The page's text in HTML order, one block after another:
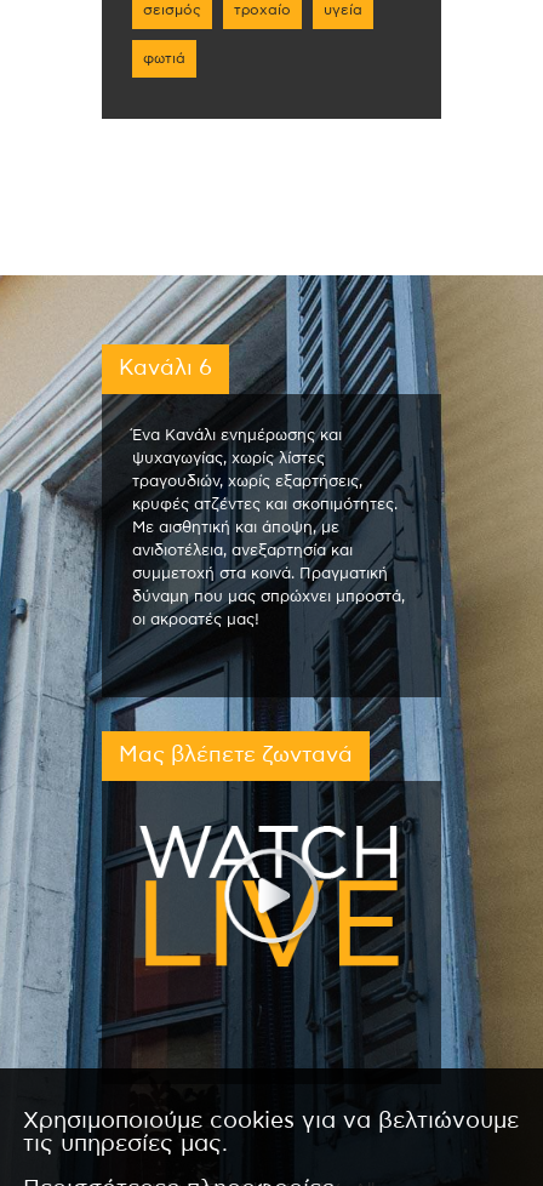
σεισμός τροχαίο υγεία
φωτιά
Κανάλι 6
Ένα Κανάλι ενημέρωσης και
ψυχαγωγίας, χωρίς λίστες
τραγουδιών, χωρίς εξαρτήσεις,
κρυφές ατζέντες και σκοπιμότητες.
Με αισθητική και άποψη, με
ανιδιοτέλεια, ανεξαρτησία και
συμμετοχή στα κοινά. Πραγματική
δύναμη που μας σπρώχνει μπροστά,
οι ακροατές μας!
Μας βλέπετε ζωντανά
Χρησιμοποιούμε cookies για να βελτιώνουμε
τις υπηρεσίες μας.